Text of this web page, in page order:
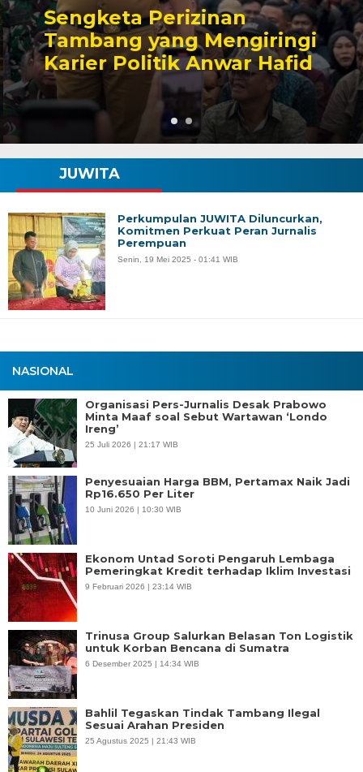
Sengketa Perizinan
Tambang yang Mengiringi
Karier Politik Anwar Hafid
NASIONAL
Organisasi Pers-Jurnalis Desak Prabowo
Minta Maaf soal Sebut Wartawan ‘Londo
Ireng’
25 Juli 2026 | 21:17 WIB
Penyesuaian Harga BBM, Pertamax Naik Jadi
Rp16.650 Per Liter
10 Juni 2026 | 10:30 WIB
Ekonom Untad Soroti Pengaruh Lembaga
Pemeringkat Kredit terhadap Iklim Investasi
9 Februari 2026 | 23:14 WIB
Trinusa Group Salurkan Belasan Ton Logistik
untuk Korban Bencana di Sumatra
6 Desember 2025 | 14:34 WIB
Bahlil Tegaskan Tindak Tambang Ilegal
Sesuai Arahan Presiden
25 Agustus 2025 | 21:43 WIB
JUWITA
Perkumpulan JUWITA Diluncurkan,
Komitmen Perkuat Peran Jurnalis
Perempuan
Senin, 19 Mei 2025 - 01:41 WIB